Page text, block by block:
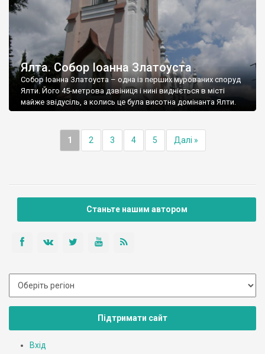
Ялта. Собор Іоанна Златоуста
Собор Іоанна Златоуста – одна із перших мурованих споруд
Ялти. Його 45-метрова дзвіниця і нині видніється в місті
майже звідусіль, а колись це була висотна домінанта Ялти.
1 2 3 4 5 Далі »
Станьте нашим автором
Підтримати сайт
Вхід